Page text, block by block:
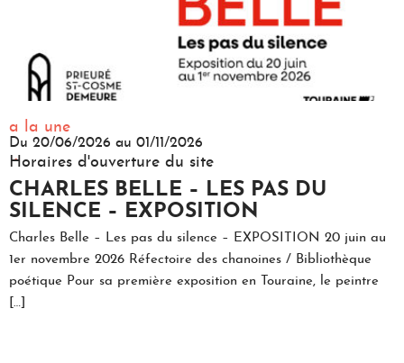
a la une
Du 20/06/2026 au 01/11/2026
.
Horaires d'ouverture du site
CHARLES BELLE – LES PAS DU
SILENCE – EXPOSITION
Charles Belle – Les pas du silence – EXPOSITION 20 juin au
1er novembre 2026 Réfectoire des chanoines / Bibliothèque
poétique Pour sa première exposition en Touraine, le peintre
[…]